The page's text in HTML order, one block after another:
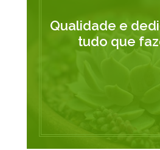
Qualidade e
tudo que